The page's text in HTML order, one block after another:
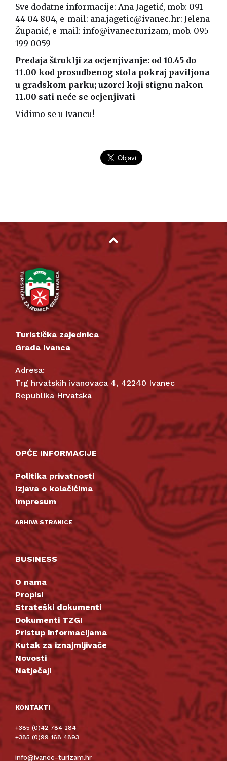
Sve dodatne informacije: Ana Jagetić, mob: 091
44 04 804, e-mail: ana.jagetic@ivanec.hr: Jelena
Županić, e-mail: info@ivanec.turizam, mob. 095
199 0059
Predaja štruklji za ocjenjivanje: od 10.45 do
11.00 kod prosudbenog stola pokraj paviljona
u gradskom parku; uzorci koji stignu nakon
11.00 sati neće se ocjenjivati
Vidimo se u Ivancu!
Turistička zajednica
Grada Ivanca
Adresa:
Trg hrvatskih ivanovaca 4, 42240 Ivanec
Republika Hrvatska
OPĆE INFORMACIJE
Politika privatnosti
Izjava o kolačićima
Impresum
ARHIVA STRANICE
BUSINESS
O nama
Propisi
Strateški dokumenti
Dokumenti TZGI
Pristup informacijama
Kutak za iznajmljivače
Novosti
Natječaji
KONTAKTI
+385 (0)42 784 284
+385 (0)99 168 4893
info@ivanec-turizam.hr